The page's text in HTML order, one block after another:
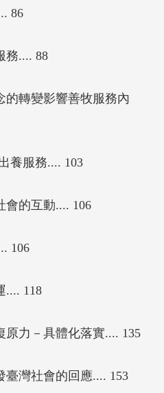
86
務.... 88
的轉變影響善牧服務內
養服務.... 103
會的互動.... 106
106
.... 118
力－具體化落實.... 135
灣社會的回應.... 153